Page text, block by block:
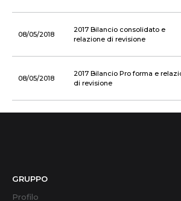
08/05/2018
2017 Bilancio consolidato e
relazione di revisione
08/05/2018
2017 Bilancio Pro forma e
di revisione
GRUPPO
Profilo